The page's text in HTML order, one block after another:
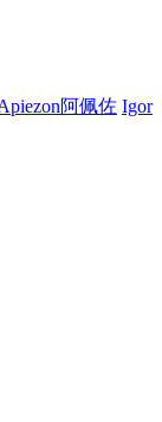
阿佩佐 Igor